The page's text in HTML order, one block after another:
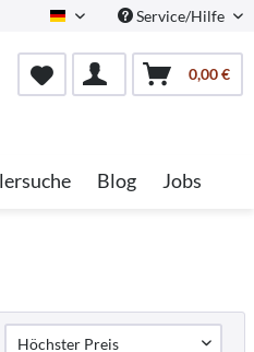
German Service/Hilfe
0,00 €
Blog Jobs